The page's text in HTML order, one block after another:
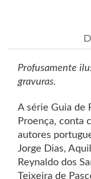
Profusamente
gravuras.
A série Guia de
Proença, conta
autores
Jorge Dias,
Reynaldo dos
Teixeira de